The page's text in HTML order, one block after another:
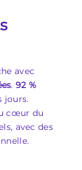
avec
.92 %
jours.
cœur du
avec des